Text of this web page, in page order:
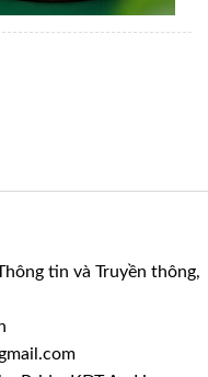
tin và Truyền thông,